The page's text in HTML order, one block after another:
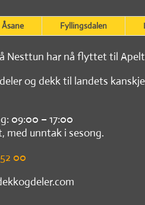
Åsane Fyllingsdalen
Nesttun har nå flyttet til
og dekk til landets
09:00 – 17:00
med unntak i sesong.
00